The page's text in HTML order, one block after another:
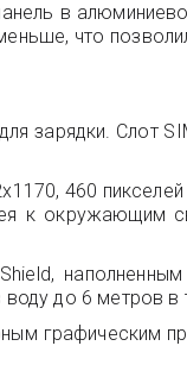
в
что
зарядки. Слот
460
к окружающим
наполненным
до 6 метров в
графическим